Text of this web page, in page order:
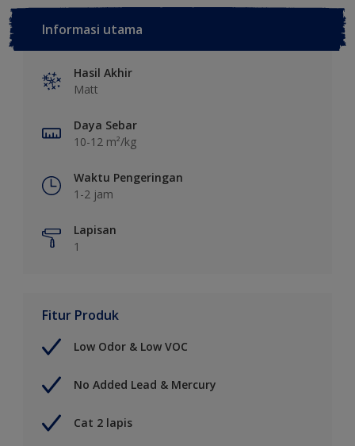
Informasi utama
Hasil Akhir
Matt
Daya Sebar
10-12 m²/kg
Waktu Pengeringan
1-2 jam
Lapisan
1
Fitur Produk
Low Odor & Low VOC
No Added Lead & Mercury
Cat 2 lapis